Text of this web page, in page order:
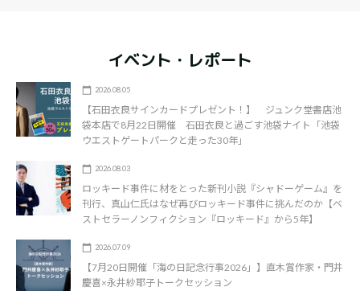
イベント・レポート
2026.08.05
【石田衣良サインカードプレゼント！】 ジュンク堂書店池
袋本店で8月22日開催 石田衣良と過ごす池袋ナイト「池袋
ウエストゲートパークと走った30年」
2026.08.03
ロッキード事件に材をとった新刊小説『シャドーゲーム』を
刊行、真山仁氏はなぜ再びロッキード事件に挑んだのか【ベ
ストセラーノンフィクション『ロッキード』から5年】
2026.07.09
【7月20日開催「海の日記念行事2026」】直木賞作家・門井
慶喜×永井紗耶子トークセッション